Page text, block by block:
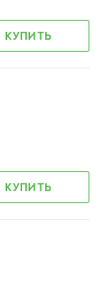
КУПИТЬ
КУПИТЬ